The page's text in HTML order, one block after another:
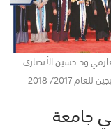
ود.حسين الأنصاري
2017/ 2018
جامعة